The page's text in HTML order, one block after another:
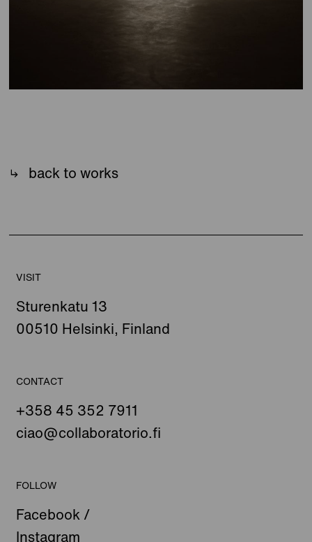
back to works
VISIT
Sturenkatu 13
00510 Helsinki, Finland
CONTACT
+358 45 352 7911
ciao@collaboratorio.fi
FOLLOW
Facebook /
Instagram